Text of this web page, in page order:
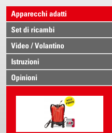
Apparecchi adatti
Set di ricambi
Video / Volantino
Istruzioni
Opinioni